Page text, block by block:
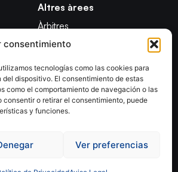
consentimiento
tecnologías como las cookies para
dispositivo. El consentimiento de estas
como el comportamiento de navegación o las
o retirar el consentimiento, puede
y funciones.
Ver preferencias
Altres àrees
Àrbitres
Formació
Notícies
Adreces de contacte